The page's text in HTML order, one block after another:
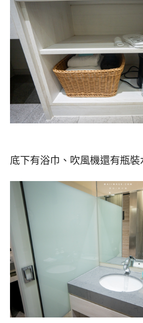
底下有浴巾、吹風機還有瓶裝